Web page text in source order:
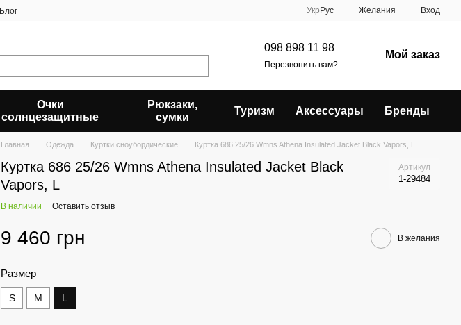
Блог Укр Рус Желания Вход
098 898 11 98
Перезвонить вам?
Мой заказ
Очки
солнцезащитные
Рюкзаки,
сумки
Туризм Аксессуары Бренды
Главная Одежда Куртки сноубордические Куртка 686 25/26 Wmns Athena Insulated Jacket Black Vapors, L
Куртка 686 25/26 Wmns Athena Insulated Jacket Black
Vapors, L
Артикул
1-29484
В наличии Оставить отзыв
9 460 грн В желания
Размер
S M L